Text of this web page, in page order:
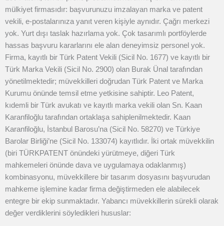
mülkiyet firmasıdır: başvurunuzu imzalayan marka ve patent
vekili, e-postalarınıza yanıt veren kişiyle aynıdır. Çağrı merkezi
yok. Yurt dışı taslak hazırlama yok. Çok tasarımlı portföylerde
hassas başvuru kararlarını ele alan deneyimsiz personel yok.
Firma, kayıtlı bir Türk Patent Vekili (Sicil No. 1677) ve kayıtlı bir
Türk Marka Vekili (Sicil No. 2900) olan Burak Ünal tarafından
yönetilmektedir; müvekkilleri doğrudan Türk Patent ve Marka
Kurumu önünde temsil etme yetkisine sahiptir. Leo Patent,
kıdemli bir Türk avukatı ve kayıtlı marka vekili olan Sn. Kaan
Karanfiloğlu tarafından ortaklaşa sahiplenilmektedir. Kaan
Karanfiloğlu, İstanbul Barosu’na (Sicil No. 58270) ve Türkiye
Barolar Birliği’ne (Sicil No. 133074) kayıtlıdır. İki ortak müvekkilin
(biri TÜRKPATENT önündeki yürütmeye, diğeri Türk
mahkemeleri önünde dava ve uygulamaya odaklanmış)
kombinasyonu, müvekkillere bir tasarım dosyasını başvurudan
mahkeme işlemine kadar firma değiştirmeden ele alabilecek
entegre bir ekip sunmaktadır. Yabancı müvekkillerin sürekli olarak
değer verdiklerini söyledikleri hususlar: